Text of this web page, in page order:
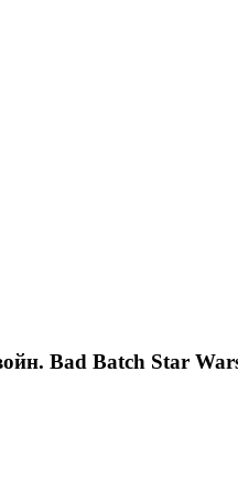
Bad Batch Star